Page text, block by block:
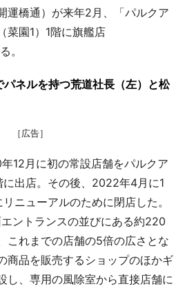
運橋通）が来年2月、「パルクア
菜園1）1階に旗艦店
。
ネルを持つ荒道社長（左）と松
［広告］
12月に初の常設店舗をパルクア
出店。その後、2022年4月に1
ニューアルのために閉店した。
ントランスの並びにある約220
これまでの店舗の5倍の広さとな
商品を販売するショップのほかギ
し、専用の風除室から直接店舗に